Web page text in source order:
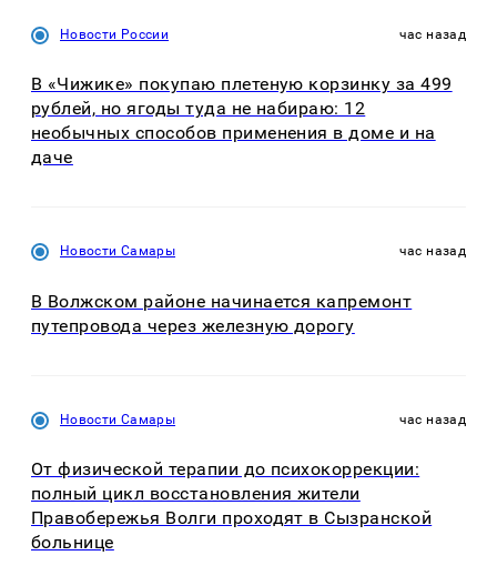
Новости России час назад
В «Чижике» покупаю плетеную корзинку за 499
рублей, но ягоды туда не набираю: 12
необычных способов применения в доме и на
даче
Новости Самары час назад
В Волжском районе начинается капремонт
путепровода через железную дорогу
Новости Самары час назад
От физической терапии до психокоррекции:
полный цикл восстановления жители
Правобережья Волги проходят в Сызранской
больнице